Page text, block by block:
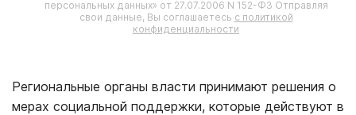
персональных данных» от 27.07.2006 N 152-ФЗ Отправляя
свои данные, Вы соглашаетесь с политикой
конфиденциальности
Региональные органы власти принимают решения о
мерах социальной поддержки, которые действуют в